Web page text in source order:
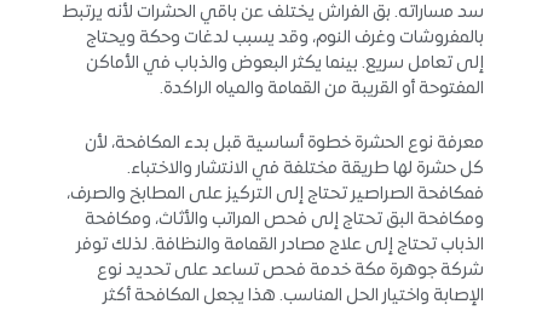
سد مساراته. بق الفراش يختلف عن باقي الحشرات لأنه يرتبط
بالمفروشات وغرف النوم، وقد يسبب لدغات وحكة ويحتاج
إلى تعامل سريع. بينما يكثر البعوض والذباب في الأماكن
المفتوحة أو القريبة من القمامة والمياه الراكدة.
معرفة نوع الحشرة خطوة أساسية قبل بدء المكافحة، لأن
كل حشرة لها طريقة مختلفة في الانتشار والاختباء.
فمكافحة الصراصير تحتاج إلى التركيز على المطابخ والصرف،
ومكافحة البق تحتاج إلى فحص المراتب والأثاث، ومكافحة
الذباب تحتاج إلى علاج مصادر القمامة والنظافة. لذلك توفر
شركة جوهرة مكة خدمة فحص تساعد على تحديد نوع
الإصابة واختيار الحل المناسب. هذا يجعل المكافحة أكثر